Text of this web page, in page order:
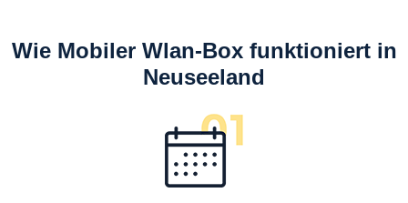
Wie Mobiler Wlan-Box funktioniert in
Neuseeland